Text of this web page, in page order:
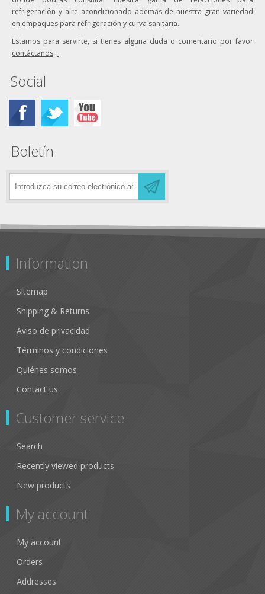
refrigeración y aire acondicionado además de nuestra gran variedad
en empaques para refrigeración y curva sanitaria.
Estamos para servirte, si tienes alguna duda o comentario por favor
contáctanos.
Social
Boletín
Information
Sitemap
Shipping & Returns
Aviso de privacidad
Términos y condiciones
Quiénes somos
Contact us
Customer service
Search
Recently viewed products
New products
My account
My account
Orders
Addresses